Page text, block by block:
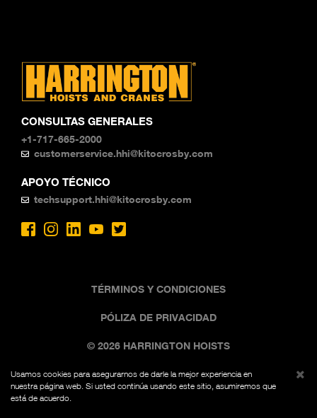
CONSULTAS GENERALES
+1-717-665-2000
customerservice.hhi@kitocrosby.com
APOYO TÉCNICO
techsupport.hhi@kitocrosby.com
© 2026 HARRINGTON HOISTS
TÉRMINOS Y CONDICIONES
PÓLIZA DE PRIVACIDAD
La imagen comercial negra y amarilla es una marca
registrada de Kito, Fed. Reg. No. 7,342,071. Todos los
Usamos cookies para asegurarnos de darle la mejor experiencia en
nuestra página web. Si usted continúa usando este sitio, asumiremos que
está de acuerdo.